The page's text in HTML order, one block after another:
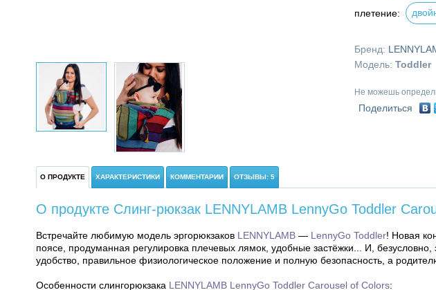
плетение:
Бренд:
Модель: Toddler
Не можешь
Поделиться
О ПРОДУКТЕ ХАРАКТЕРИСТИКИ КОММЕНТАРИИ ОТЗЫВЫ: 5
О продукте Слинг-рюкзак LENNYLAMB LennyGo Toddler
Встречайте любимую модель эргорюкзаков LENNYLAMB — LennyGo Toddler! Новая
поясе, продуманная регулировка плечевых лямок, удобные застёжки... И,
удобство, правильное физиологическое положение и полную безопасность, а
Особенности слингорюкзака LENNYLAMB LennyGo Toddler Carousel of Colors: